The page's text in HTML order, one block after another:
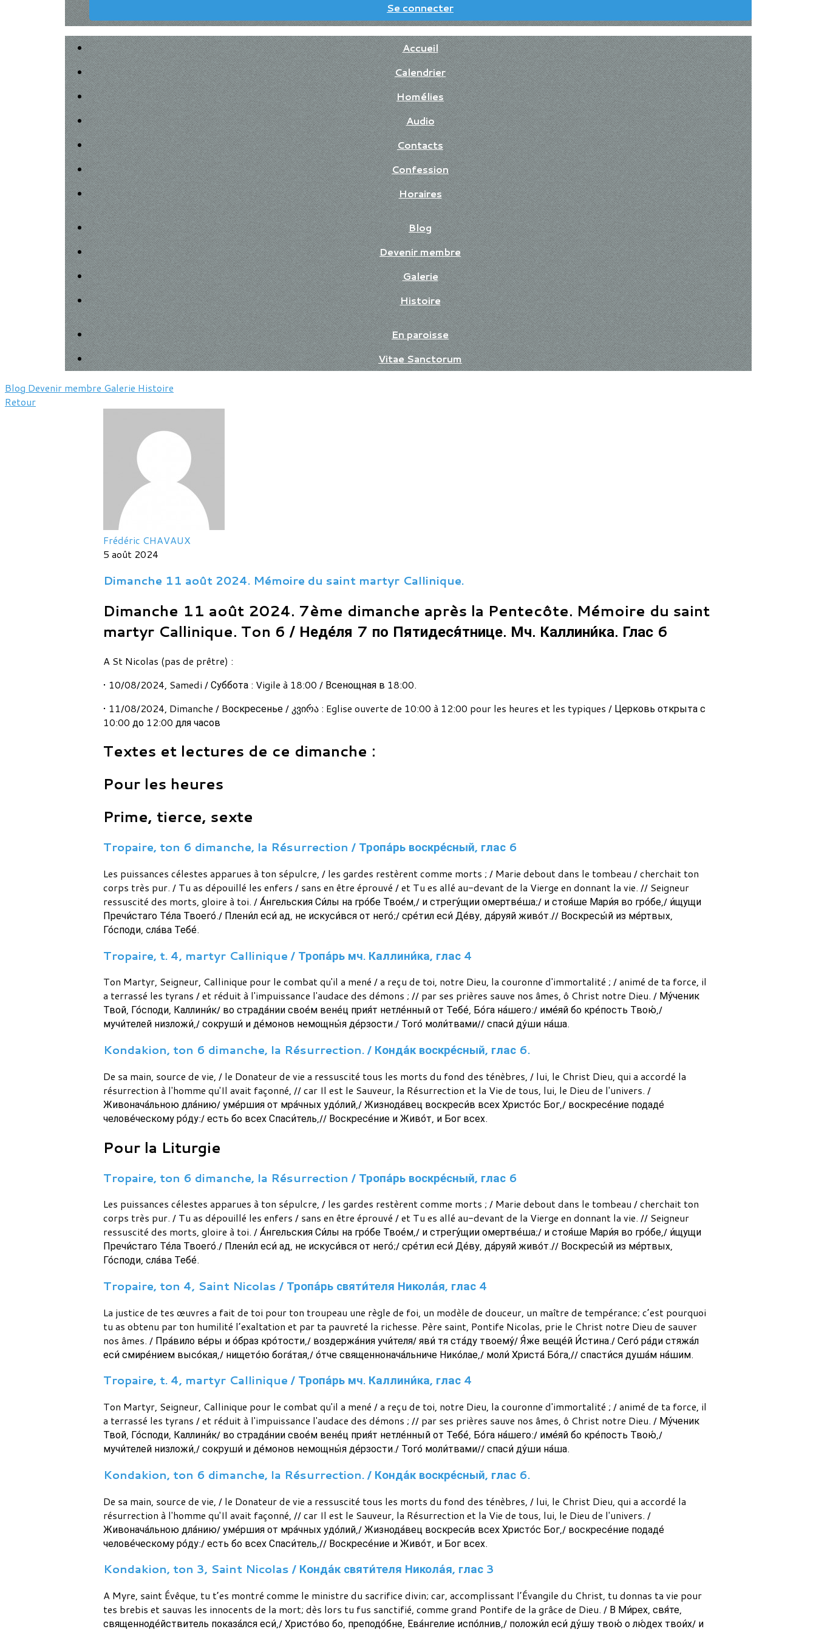
Se connecter
Accueil
Calendrier
Homélies
Audio
Contacts
Confession
Horaires
Blog
Devenir membre
Galerie
Histoire
En paroisse
Vitae Sanctorum
Blog Devenir membre Galerie Histoire
Retour
Frédéric CHAVAUX
5 août 2024
Dimanche 11 août 2024. Mémoire du saint martyr Callinique.
Dimanche 11 août 2024. 7ème dimanche après la Pentecôte. Mémoire du saint
martyr Callinique. Ton 6 / Неде́ля 7 по Пятидеся́тнице. Мч. Каллини́ка. Глас 6
A St Nicolas (pas de prêtre) :
• 10/08/2024, Samedi / Суббота : Vigile à 18:00 / Всенощная в 18:00.
• 11/08/2024, Dimanche / Bоскресенье / კვირა : Eglise ouverte de 10:00 à 12:00 pour les heures et les typiques / Церковь открыта с
10:00 до 12:00 для часов
Textes et lectures de ce dimanche :
Pour les heures
Prime, tierce, sexte
Tropaire, ton 6 dimanche, la Résurrection / Тропа́рь воскре́сный, глас 6
Les puissances célestes apparues à ton sépulcre, / les gardes restèrent comme morts ; / Marie debout dans le tombeau / cherchait ton
corps très pur. / Tu as dépouillé les enfers / sans en être éprouvé / et Tu es allé au-devant de la Vierge en donnant la vie. // Seigneur
ressuscité des morts, gloire à toi. / А́нгельския Си́лы на гро́бе Твое́м,/ и стрегу́щии омертве́ша;/ и стоя́ше Мари́я во гро́бе,/ и́щущи
Пречи́стаго Те́ла Твоего́./ Плени́л еси́ ад, не искуси́вся от него́;/ сре́тил еси́ Де́ву, да́руяй живо́т.// Воскресы́й из ме́ртвых,
Го́споди, сла́ва Тебе́.
Tropaire, t. 4, martyr Callinique / Тропа́рь мч. Каллини́ка, глас 4
Ton Martyr, Seigneur, Callinique pour le combat qu'il a mené / a reçu de toi, notre Dieu, la couronne d'immortalité ; / animé de ta force, il
a terrassé les tyrans / et réduit à l'impuissance l'audace des démons ; // par ses prières sauve nos âmes, ô Christ notre Dieu. / Му́ченик
Твой, Го́споди, Каллини́к/ во страда́нии свое́м вене́ц прия́т нетле́нный от Тебе́, Бо́га на́шего:/ име́яй бо кре́пость Твою́,/
мучи́телей низложи́,/ сокруши́ и де́монов немощны́я де́рзости./ Того́ моли́твами// спаси́ ду́ши на́ша.
Kondakion, ton 6 dimanche, la Résurrection. / Конда́к воскре́сный, глас 6.
De sa main, source de vie, / le Donateur de vie a ressuscité tous les morts du fond des ténèbres, / lui, le Christ Dieu, qui a accordé la
résurrection à l'homme qu'Il avait façonné, // car Il est le Sauveur, la Résurrection et la Vie de tous, lui, le Dieu de l'univers. /
Живонача́льною дла́нию/ уме́ршия от мра́чных удо́лий,/ Жизнода́вец воскреси́в всех Христо́с Бог,/ воскресе́ние подаде́
челове́ческому ро́ду:/ есть бо всех Спаси́тель,// Воскресе́ние и Живо́т, и Бог всех.
Pour la Liturgie
Tropaire, ton 6 dimanche, la Résurrection / Тропа́рь воскре́сный, глас 6
Les puissances célestes apparues à ton sépulcre, / les gardes restèrent comme morts ; / Marie debout dans le tombeau / cherchait ton
corps très pur. / Tu as dépouillé les enfers / sans en être éprouvé / et Tu es allé au-devant de la Vierge en donnant la vie. // Seigneur
ressuscité des morts, gloire à toi. / А́нгельския Си́лы на гро́бе Твое́м,/ и стрегу́щии омертве́ша;/ и стоя́ше Мари́я во гро́бе,/ и́щущи
Пречи́стаго Те́ла Твоего́./ Плени́л еси́ ад, не искуси́вся от него́;/ сре́тил еси́ Де́ву, да́руяй живо́т.// Воскресы́й из ме́ртвых,
Го́споди, сла́ва Тебе́.
Tropaire, ton 4, Saint Nicolas / Тропа́рь святи́теля Никола́я, глас 4
La justice de tes œuvres a fait de toi pour ton troupeau une règle de foi, un modèle de douceur, un maître de tempérance; c’est pourquoi
tu as obtenu par ton humilité l’exaltation et par ta pauvreté la richesse. Père saint, Pontife Nicolas, prie le Christ notre Dieu de sauver
nos âmes. / Пра́вило ве́ры и о́браз кро́тости,/ воздержа́ния учи́теля/ яви́ тя ста́ду твоему́/ Я́же веще́й И́стина./ Сего́ ра́ди стяжа́л
еси́ смире́нием высо́кая,/ нището́ю бога́тая,/ о́тче священнонача́льниче Нико́лае,/ моли́ Христа́ Бо́га,// спасти́ся душа́м на́шим.
Tropaire, t. 4, martyr Callinique / Тропа́рь мч. Каллини́ка, глас 4
Ton Martyr, Seigneur, Callinique pour le combat qu'il a mené / a reçu de toi, notre Dieu, la couronne d'immortalité ; / animé de ta force, il
a terrassé les tyrans / et réduit à l'impuissance l'audace des démons ; // par ses prières sauve nos âmes, ô Christ notre Dieu. / Му́ченик
Твой, Го́споди, Каллини́к/ во страда́нии свое́м вене́ц прия́т нетле́нный от Тебе́, Бо́га на́шего:/ име́яй бо кре́пость Твою́,/
мучи́телей низложи́,/ сокруши́ и де́монов немощны́я де́рзости./ Того́ моли́твами// спаси́ ду́ши на́ша.
Kondakion, ton 6 dimanche, la Résurrection. / Конда́к воскре́сный, глас 6.
De sa main, source de vie, / le Donateur de vie a ressuscité tous les morts du fond des ténèbres, / lui, le Christ Dieu, qui a accordé la
résurrection à l'homme qu'Il avait façonné, // car Il est le Sauveur, la Résurrection et la Vie de tous, lui, le Dieu de l'univers. /
Живонача́льною дла́нию/ уме́ршия от мра́чных удо́лий,/ Жизнода́вец воскреси́в всех Христо́с Бог,/ воскресе́ние подаде́
челове́ческому ро́ду:/ есть бо всех Спаси́тель,// Воскресе́ние и Живо́т, и Бог всех.
Kondakion, ton 3, Saint Nicolas / Конда́к святи́теля Никола́я, глас 3
A Myre, saint Évêque, tu t’es montré comme le ministre du sacrifice divin; car, accomplissant l’Évangile du Christ, tu donnas ta vie pour
tes brebis et sauvas les innocents de la mort; dès lors tu fus sanctifié, comme grand Pontife de la grâce de Dieu. / В Ми́рех, свя́те,
священноде́йствитель показа́лся еси́,/ Христо́во бо, преподо́бне, Ева́нгелие испо́лнив,/ положи́л еси́ ду́шу твою́ о лю́дех твои́х/ и